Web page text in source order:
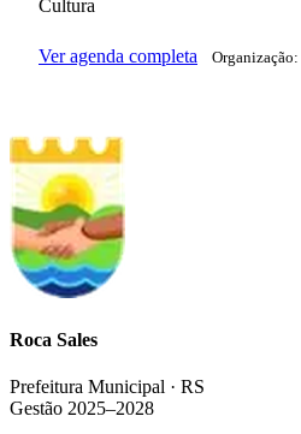
Cultura
Ver agenda completa Organização:
Roca Sales
Prefeitura Municipal · RS
Gestão 2025–2028